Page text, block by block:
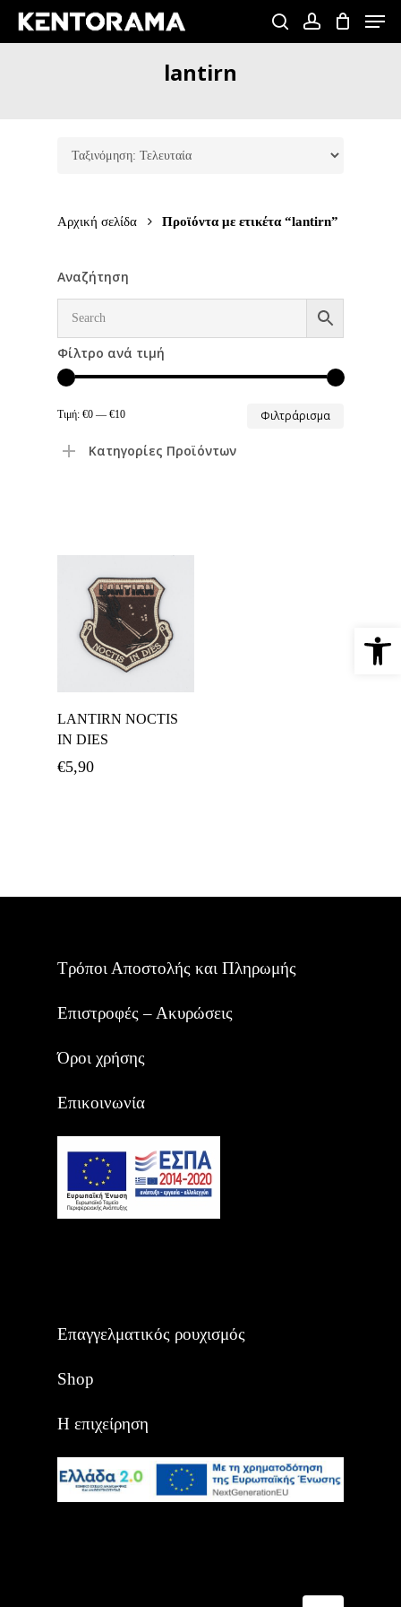
Skip
searchaccount
Menu
lantirn
Αρχική σελίδα Προϊόντα με ετικέτα “lantirn”
Αναζήτηση
Φίλτρο ανά τιμή
Φιλτράρισμα
Τιμή: €0 — €10
Κατηγορίες Προϊόντων
Καλάθι
LANTIRN NOCTIS
IN DIES
€5,90
Τρόποι Αποστολής και Πληρωμής
Επιστροφές – Ακυρώσεις
Όροι χρήσης
Επικοινωνία
Επαγγελματικός ρουχισμός
Shop
Η επιχείρηση